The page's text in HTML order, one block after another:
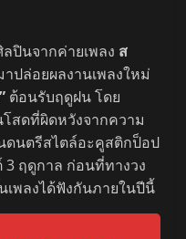
ลปินจากค่ายเพลง ส
ปล่อยผลงานเพลงใหม่
ต้อนรับฤดูฝน โดย
สดที่ผิดหวังจากความ
ดนตรีสไตล์อะคูสติกป็อป
3 ฤดูกาล ก่อนที่ทางวง
พลงได้ฟังกันภายในปีนี้